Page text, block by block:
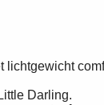
Darling.